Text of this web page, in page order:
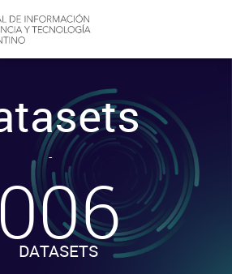
-
006
DATASETS